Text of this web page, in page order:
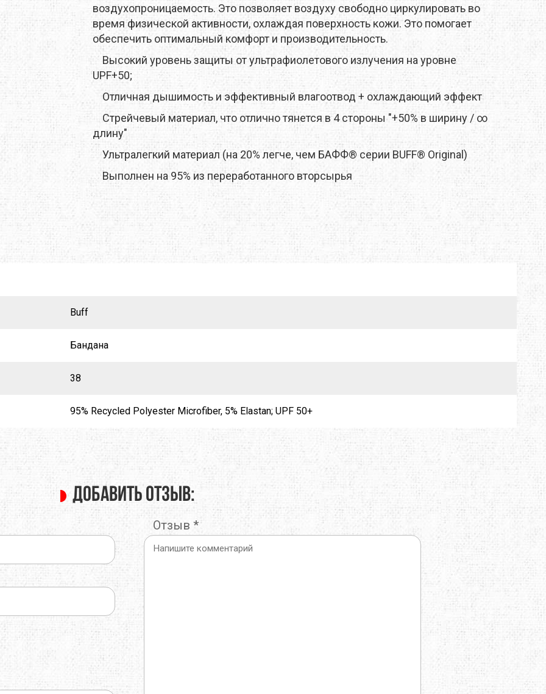
LINE SIERRA DESIGNS SILVA SINGING ROCK
PEAK SO-FI SOTO SOURCE
TASMANIAN TIGER TATONKA TENDON
THE NORTH FACE THERM-A-REST THERMACELL
TOTEM TRAMP TRAVEL EXTREME
TRIMM TURBAT UKRHOLDS
VANGO VAUDE VOXX
YATE
БАРНАУЛ ГРЕЛО4КА
воздухопроницаемость. Это позволяет воздуху свободно циркулировать во
время физической активности, охлаждая поверхность кожи. Это помогает
обеспечить оптимальный комфорт и производительность.
Высокий уровень защиты от ультрафиолетового излучения на уровне
UPF+50;
Отличная дышимость и эффективный влагоотвод + охлаждающий эффект
Стрейчевый материал, что отлично тянется в 4 стороны "+50% в ширину / ∞
длину"
Ультралегкий материал (на 20% легче, чем БАФФ® серии BUFF® Original)
Выполнен на 95% из переработанного вторсырья
Buff
Бандана
38
95% Recycled Polyester Microfiber, 5% Elastan; UPF 50+
Добавить отзыв:
Отзыв*